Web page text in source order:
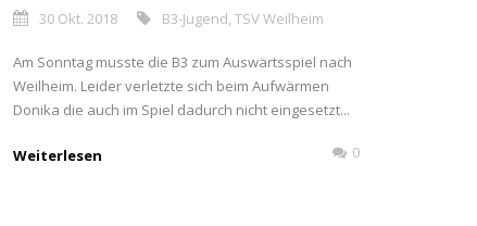
30 Okt. 2018 B3-Jugend, TSV Weilheim
Am Sonntag musste die B3 zum Auswärtsspiel nach
Weilheim. Leider verletzte sich beim Aufwärmen
Donika die auch im Spiel dadurch nicht eingesetzt...
Weiterlesen 0